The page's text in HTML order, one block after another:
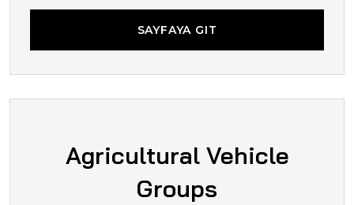
SAYFAYA GIT
SAYFAYA GIT
Agricultural Vehicle
Groups